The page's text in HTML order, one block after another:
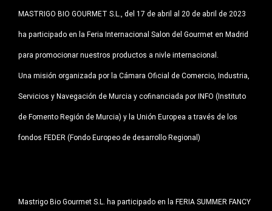
MASTRIGO BIO GOURMET S.L., del 17 de abril al 20 de abril de 2023
ha participado en la Feria Internacional Salon del Gourmet en Madrid
para promocionar nuestros productos a nivle internacional.
Una misión organizada por la Cámara Oficial de Comercio, Industria,
Servicios y Navegación de Murcia y cofinanciada por INFO (Instituto
de Fomento Región de Murcia) y la Unión Europea a través de los
fondos FEDER (Fondo Europeo de desarrollo Regional)
Mastrigo Bio Gourmet S.L. ha participado en la FERIA SUMMER FANCY